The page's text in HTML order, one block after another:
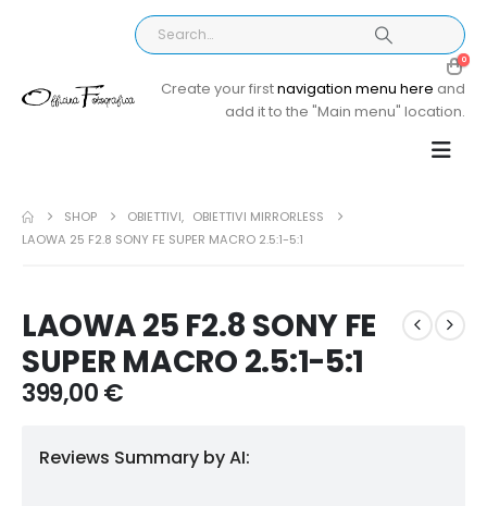
0
Create your firstnavigation menu here and
add it to the "Main menu" location.
SHOP OBIETTIVI, OBIETTIVI MIRRORLESS
LAOWA 25 F2.8 SONY FE SUPER MACRO 2.5:1-5:1
LAOWA 25 F2.8 SONY FE
SUPER MACRO 2.5:1-5:1
399,00€
Reviews Summary by AI: